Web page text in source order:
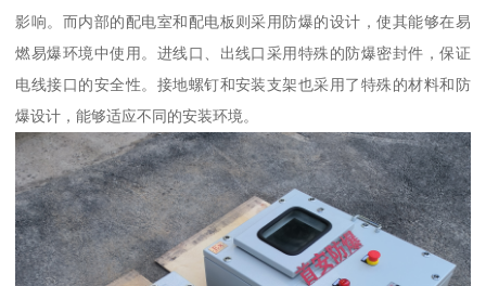
影响。而内部的配电室和配电板则采用防爆的设计，使其能够在易
燃易爆环境中使用。进线口、出线口采用特殊的防爆密封件，保证
电线接口的安全性。接地螺钉和安装支架也采用了特殊的材料和防
爆设计，能够适应不同的安装环境。